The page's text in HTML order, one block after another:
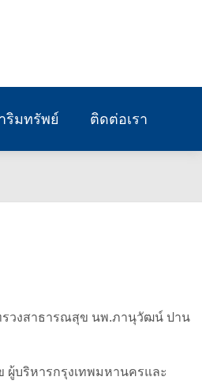
ริมทรัพย์ ติดต่อเรา
วงสาธารณสุข นพ.ภานุวัฒน์ ปาน
ผู้บริหารกรุงเทพมหานครและ